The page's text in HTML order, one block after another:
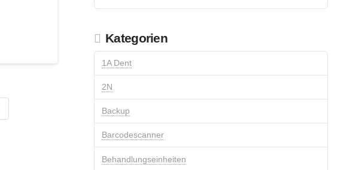
Kategorien
1A Dent
2N
Backup
Barcodescanner
Behandlungseinheiten